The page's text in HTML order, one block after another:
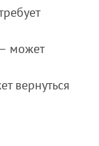
может
вернуться